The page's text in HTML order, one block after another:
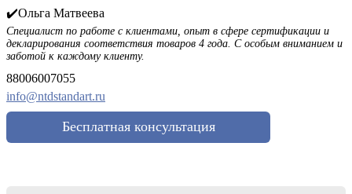
✔️Ольга Матвеева
Специалист по работе с клиентами, опыт в сфере сертификации и
декларирования соответствия товаров 4 года. С особым вниманием и
заботой к каждому клиенту.
88006007055
info@ntdstandart.ru
Бесплатная консультация